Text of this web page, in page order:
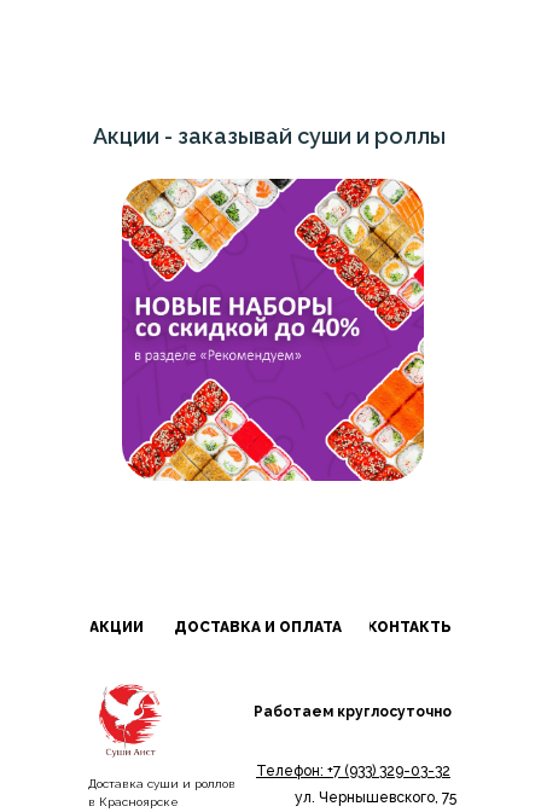
Акции - заказывай суши и роллы
в Красноярске!
Доставка суши и роллов
в Красноярске
Работаем круглосуточно
АКЦИИ ДОСТАВКА И ОПЛАТА КОНТАКТЫ
ул. Чернышевского, 75
Телефон: +7 (933) 329-03-32